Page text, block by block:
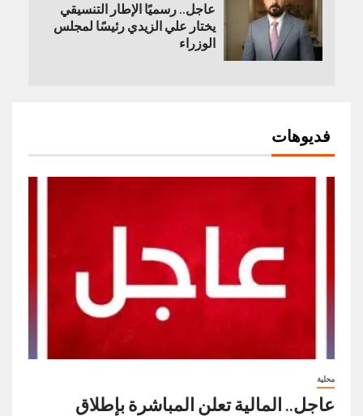
عاجل.. رسميًا الإطار التنسيقي
يختار علي الزيدي رئيسًا لمجلس
الوزراء
فديوهات
محلية
عاجل.. المالية تعلن المباشرة بإطلاق